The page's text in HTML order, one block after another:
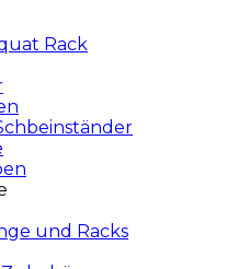
Rack
und Racks